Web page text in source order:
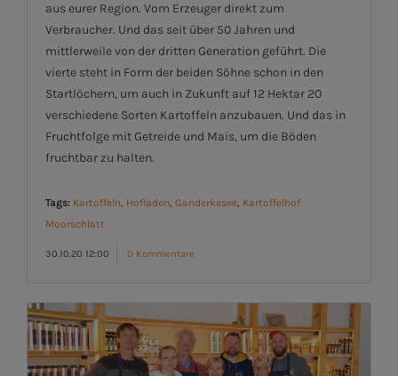
aus eurer Region. Vom Erzeuger direkt zum
Verbraucher. Und das seit über 50 Jahren und
mittlerweile von der dritten Generation geführt. Die
vierte steht in Form der beiden Söhne schon in den
Startlöchern, um auch in Zukunft auf 12 Hektar 20
verschiedene Sorten Kartoffeln anzubauen. Und das in
Fruchtfolge mit Getreide und Mais, um die Böden
fruchtbar zu halten.
Tags: Kartoffeln, Hofladen, Ganderkesee, Kartoffelhof
Moorschlatt
30.10.20 12:00 0 Kommentare